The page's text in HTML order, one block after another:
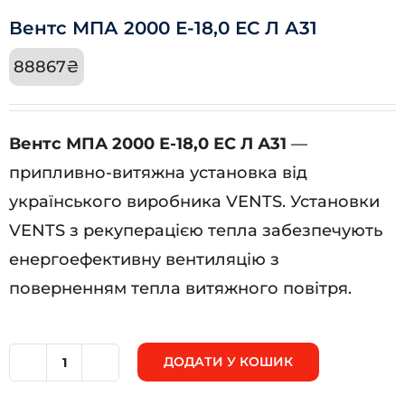
Вентс МПА 2000 Е-18,0 ЕС Л А31
88867₴
Вентс МПА 2000 Е-18,0 ЕС Л А31 —
припливно-витяжна установка від
українського виробника VENTS. Установки
VENTS з рекуперацією тепла забезпечують
енергоефективну вентиляцію з
поверненням тепла витяжного повітря.
ДОДАТИ У КОШИК